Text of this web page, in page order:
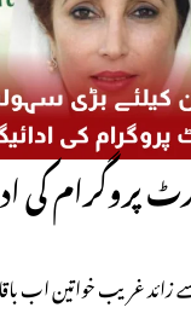
پروگرام کی
غریب خواتین اب